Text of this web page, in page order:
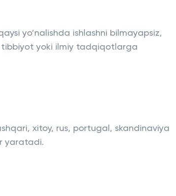
yo‘nalishda ishlashni bilmayapsiz,
tibbiyot yoki ilmiy tadqiqotlarga
xitoy, rus, portugal, skandinaviya
yaratadi.